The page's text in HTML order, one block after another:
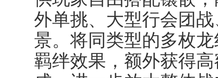
外单挑、大型行会团
景。将同类型的多枚
羁绊效果，额外获得